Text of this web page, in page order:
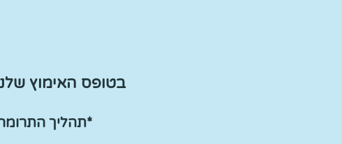
בטופס האימוץ
*תהליך ה